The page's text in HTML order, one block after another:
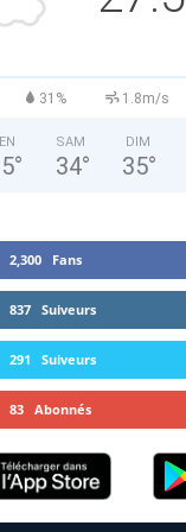
31% 1.8m/s
°
SAM
34°
DIM
35°
2,300 Fans
837 Suiveurs
291 Suiveurs
83 Abonnés